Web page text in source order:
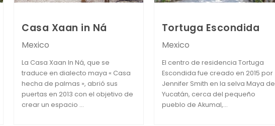
Casa Xaan in Ná
Mexico
La Casa Xaan In Ná, que se
traduce en dialecto maya « Casa
hecha de palmas », abrió sus
puertas en 2013 con el objetivo de
crear un espacio ...
Tortuga Escondida
Mexico
El centro de residencia Tortuga
Escondida fue creado en 2015 por
Jennifer Smith en la selva Maya de
Yucatán, cerca del pequeño
pueblo de Akumal,...